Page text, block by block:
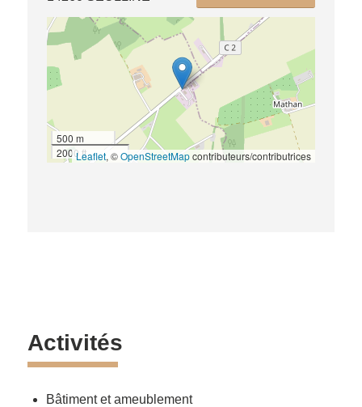
500 m
2000 ftLeaflet, ©OpenStreetMapcontributeurs/contributrices
Activités
Bâtiment et ameublement